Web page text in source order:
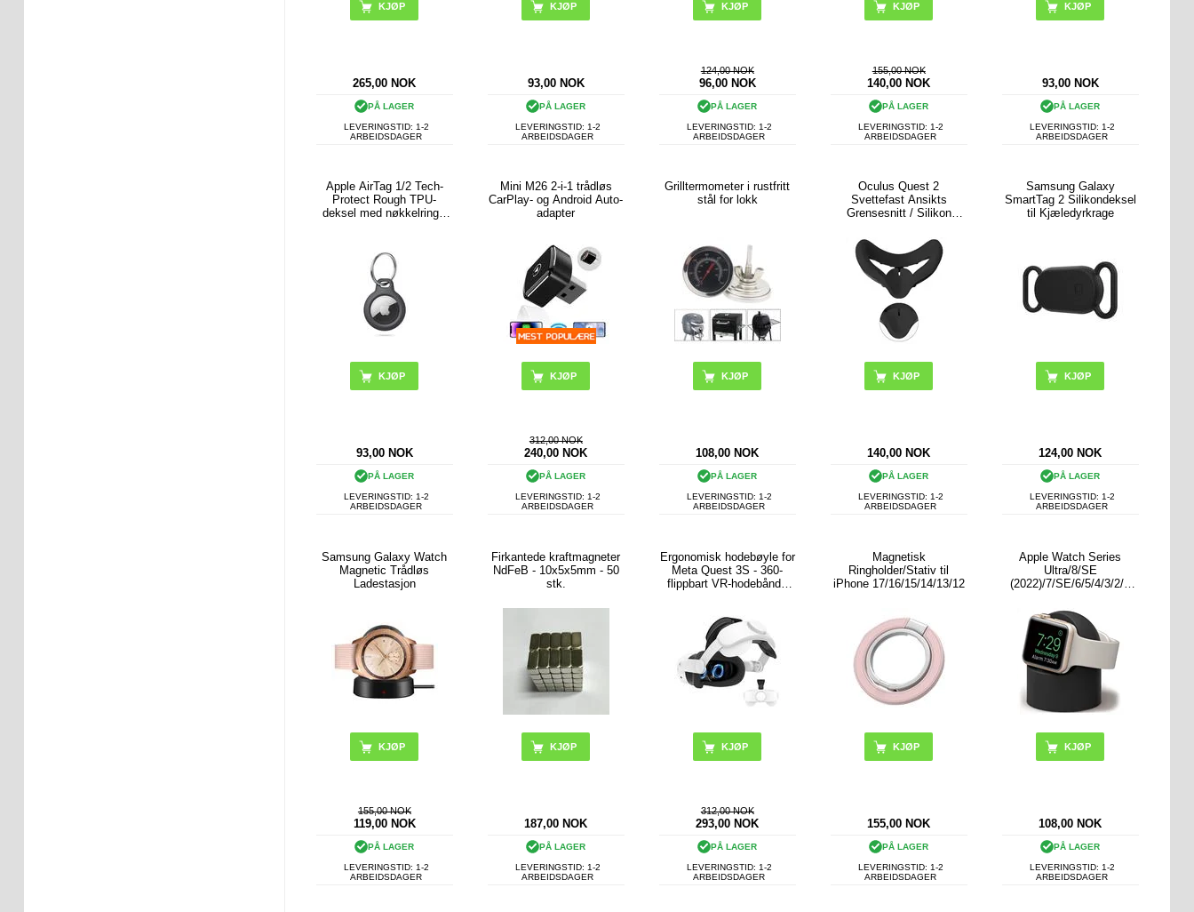
265,00 NOK
PÅ LAGER
LEVERINGSTID: 1-2
ARBEIDSDAGER
KJØP
93,00 NOK
PÅ LAGER
LEVERINGSTID: 1-2
ARBEIDSDAGER
KJØP
124,00 NOK
96,00 NOK
PÅ LAGER
LEVERINGSTID: 1-2
ARBEIDSDAGER
155,00 NOK
140,00 NOK
PÅ LAGER
LEVERINGSTID: 1-2
ARBEIDSDAGER
93,00 NOK
PÅ LAGER
LEVERINGSTID: 1-2
ARBEIDSDAGER
Apple AirTag 1/2 Tech-
Protect Rough TPU-
deksel med nøkkelring -
93,00 NOK
PÅ LAGER
LEVERINGSTID: 1-2
ARBEIDSDAGER
Mini M26 2-i-1 trådløs
CarPlay- og Android Auto-
adapter
312,00 NOK
240,00 NOK
PÅ LAGER
LEVERINGSTID: 1-2
ARBEIDSDAGER
Grilltermometer i rustfritt
stål for lokk
108,00 NOK
PÅ LAGER
LEVERINGSTID: 1-2
ARBEIDSDAGER
Oculus Quest 2
Svettefast Ansikts
Grensesnitt / Silikon
KJØP
140,00 NOK
PÅ LAGER
LEVERINGSTID: 1-2
ARBEIDSDAGER
Samsung Galaxy
SmartTag 2 Silikondeksel
til Kjæledyrkrage
KJØP
124,00 NOK
PÅ LAGER
LEVERINGSTID: 1-2
ARBEIDSDAGER
Samsung Galaxy Watch
Magnetic Trådløs
Ladestasjon
155,00 NOK
119,00 NOK
PÅ LAGER
LEVERINGSTID: 1-2
ARBEIDSDAGER
Firkantede kraftmagneter
NdFeB - 10x5x5mm - 50
stk.
187,00 NOK
PÅ LAGER
LEVERINGSTID: 1-2
ARBEIDSDAGER
Ergonomisk hodebøyle for
Meta Quest 3S - 360-
flippbart VR-hodebånd -
312,00 NOK
293,00 NOK
PÅ LAGER
LEVERINGSTID: 1-2
ARBEIDSDAGER
Magnetisk
Ringholder/Stativ til
iPhone 17/16/15/14/13/12
KJØP
155,00 NOK
PÅ LAGER
LEVERINGSTID: 1-2
ARBEIDSDAGER
Apple Watch Series
Ultra/8/SE
(2022)/7/SE/6/5/4/3/2/1
KJØP
108,00 NOK
PÅ LAGER
LEVERINGSTID: 1-2
ARBEIDSDAGER